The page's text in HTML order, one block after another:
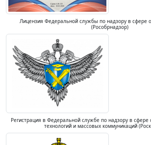
Лицензия Федеральной службы по надзору в сфере
(Рособрнадзор)
Регистрация в Федеральной службе по надзору в
технологий и массовых коммуникаций